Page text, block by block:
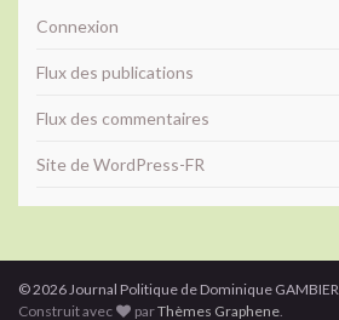
Connexion
Flux des publications
Flux des commentaires
Site de WordPress-FR
© 2026 Journal Politique de Dominique GAMBIER.
Construit avec
parThèmes Graphene